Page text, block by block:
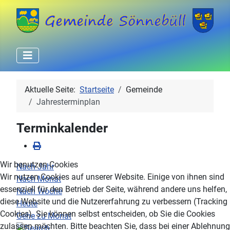
Aktuelle Seite: Startseite
Gemeinde
Jahresterminplan
Terminkalender
Nach Jahr
Nach Monat
Nach Woche
Heute
Gehe zu Monat
Wir benutzen Cookies
Wir nutzen Cookies auf unserer Website. Einige von ihnen sind
essenziell für den Betrieb der Seite, während andere uns helfen,
diese Website und die Nutzererfahrung zu verbessern (Tracking
Cookies). Sie können selbst entscheiden, ob Sie die Cookies
zulassen möchten. Bitte beachten Sie, dass bei einer Ablehnung